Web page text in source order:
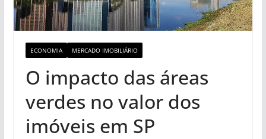
ECONOMIA MERCADO IMOBILIÁRIO
O impacto das áreas
verdes no valor dos
imóveis em SP